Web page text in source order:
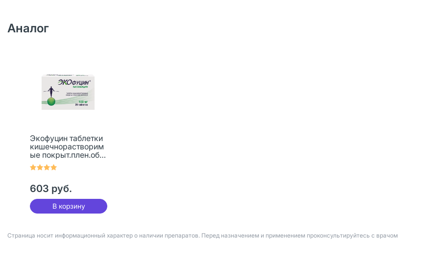
Аналог
Экофуцин таблетки
кишечнорастворим
ые покрыт.плен.об.
100 мг 20 шт
603 руб.
В корзину
Страница носит информационный характер о наличии препаратов. Перед назначением и применением проконсультируйтесь с врачом